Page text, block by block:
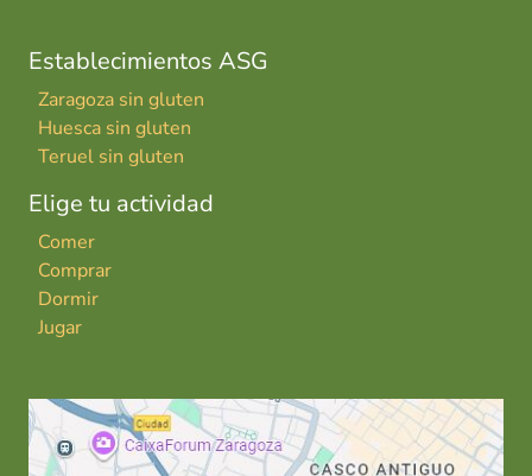
Establecimientos ASG
Zaragoza sin gluten
Huesca sin gluten
Teruel sin gluten
Elige tu actividad
Comer
Comprar
Dormir
Jugar